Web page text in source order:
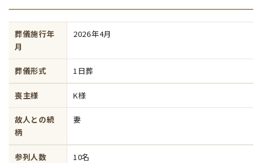
葬儀施行年
月
2026年4月
葬儀形式 1日葬
喪主様 K様
故人との続
柄
妻
参列人数 10名